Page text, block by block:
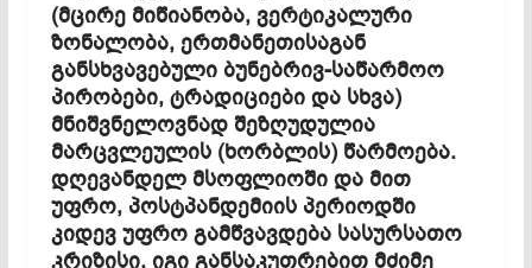
(მცირე მიწიანობა, ვერტიკალური
ზონალობა, ერთმანეთისაგან
განსხვავებული ბუნებრივ-საწარმოო
პირობები, ტრადიციები და სხვა)
მნიშვნელოვნად შეზღუდულია
მარცვლეულის (ხორბლის) წარმოება.
დღევანდელ მსოფლიოში და მით
უფრო, პოსტპანდემიის პერიოდში
კიდევ უფრო გამწვავდება სასურსათო
კრიზისი. იგი განსაკუთრებით მძიმე